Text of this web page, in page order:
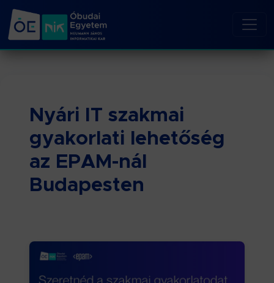
Nyári IT szakmai
gyakorlati lehetőség
az EPAM-nál
Budapesten